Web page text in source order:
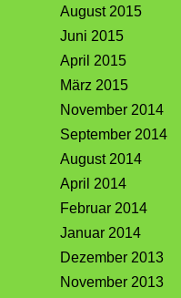
August 2015
Juni 2015
April 2015
März 2015
November 2014
September 2014
August 2014
April 2014
Februar 2014
Januar 2014
Dezember 2013
November 2013